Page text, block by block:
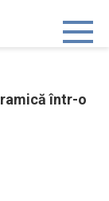
într-o